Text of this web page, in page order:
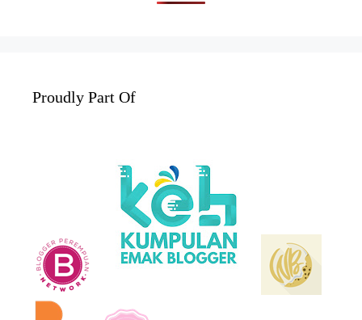
Proudly Part Of